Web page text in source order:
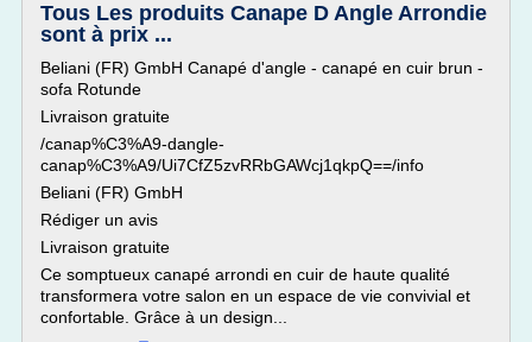
Tous Les produits Canape D Angle Arrondie
sont à prix ...
Beliani (FR) GmbH Canapé d'angle - canapé en cuir brun -
sofa Rotunde
Livraison gratuite
/canap%C3%A9-dangle-
canap%C3%A9/Ui7CfZ5zvRRbGAWcj1qkpQ==/info
Beliani (FR) GmbH
Rédiger un avis
Livraison gratuite
Ce somptueux canapé arrondi en cuir de haute qualité
transformera votre salon en un espace de vie convivial et
confortable. Grâce à un design...